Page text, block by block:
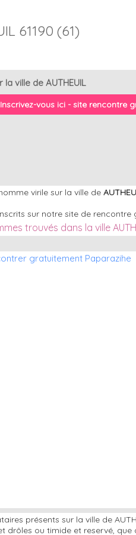
61190 (61)
ville de AUTHEUIL
Inscrivez-vous ici - site rencontre
virile sur la ville de
sur notre site de rencontre
trouvés dans la ville
gratuitement Paparazihe
présents sur la ville de
drôles ou timide et reservé,